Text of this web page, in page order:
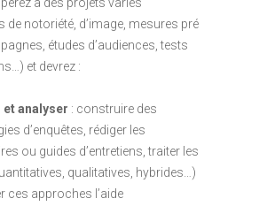
de notoriété, d’image, mesures pré
études d’audiences, tests
et devrez :
analyser : construire des
d’enquêtes, rédiger les
ou guides d’entretiens, traiter les
qualitatives, hybrides…)
ces approches l’aide